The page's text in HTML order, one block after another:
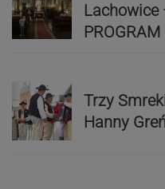
Lachowice
PROGRAM
Trzy
Hanny